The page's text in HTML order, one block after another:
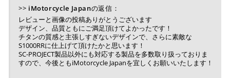
>> iMotorcycle Japanの返信：
レビューと画像の投稿ありがとうございます
デザイン、品質ともにご満足頂けてよかったです！
チタンの質感と主張しすぎないデザインで、さらに素敵な
S1000RRに仕上げて頂けたかと思います！
SC-PROJECT製品以外にも対応する製品を多数取り扱っておりま
すので、今後ともiMotorcycle Japanを宜しくお願いいたします！